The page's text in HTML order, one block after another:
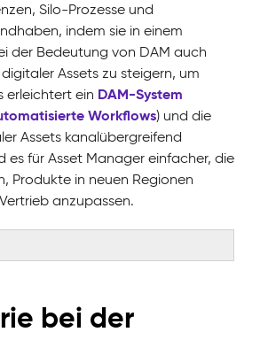
Silo-Prozesse und
indem sie in einem
der Bedeutung von DAM auch
Assets zu steigern, um
erleichtert ein DAM-System
Workflows) und die
Assets kanalübergreifend
für Asset Manager einfacher, die
Produkte in neuen Regionen
anzupassen.
bei der